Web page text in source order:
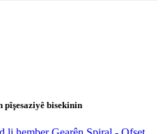
bisekinin